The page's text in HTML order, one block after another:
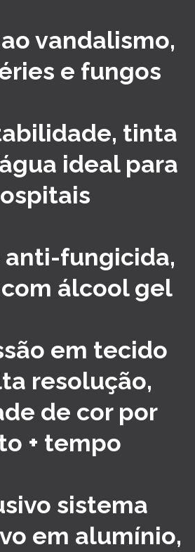
vandalismo,
e fungos
tinta
ideal para
fungicida,
álcool gel
em tecido
resolução,
de cor por
+ tempo
sistema
em alumínio,